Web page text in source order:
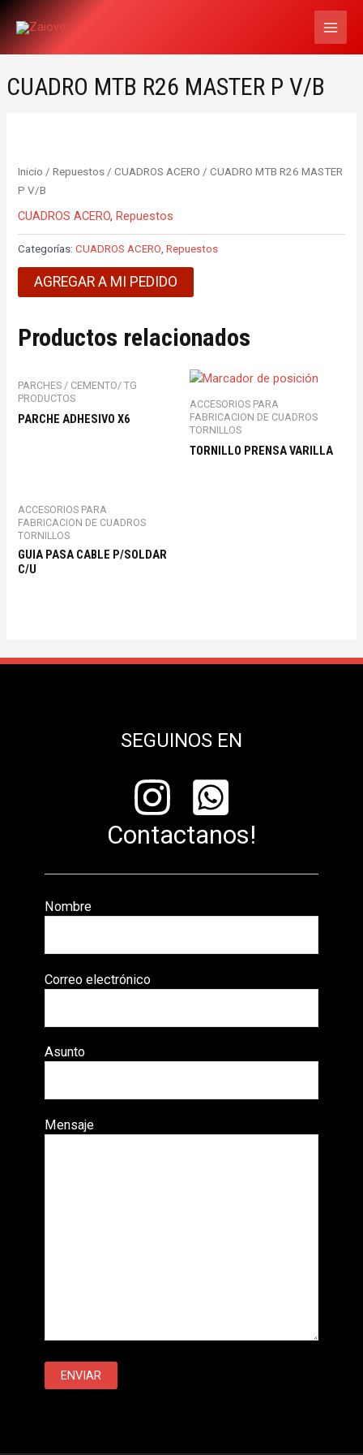
CUADRO MTB R26 MASTER P V/B
Inicio /Repuestos /CUADROS ACERO / CUADRO MTB R26 MASTER
P V/B
CUADROS ACERO,Repuestos
Categorías:CUADROS ACERO,Repuestos
AGREGAR A MI PEDIDO
Productos relacionados
PARCHES / CEMENTO/ TG
PRODUCTOS
PARCHE ADHESIVO X6
ACCESORIOS PARA
FABRICACION DE CUADROS
TORNILLOS
TORNILLO PRENSA VARILLA
ACCESORIOS PARA
FABRICACION DE CUADROS
TORNILLOS
GUIA PASA CABLE P/SOLDAR
C/U
SEGUINOS EN
Contactanos!
Nombre
Correo electrónico
Asunto
Mensaje